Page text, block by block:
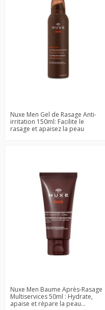
Nuxe Men Gel de Rasage Anti-
irritation 150ml: Facilite le
rasage et apaisez la peau
Nuxe Men Baume Après-Rasage
Multiservices 50ml : Hydrate,
apaise et répare la peau...